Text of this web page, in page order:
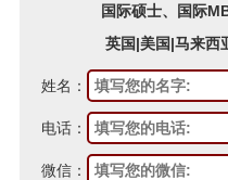
国际硕士、国际
英国|美国|马来西
姓名：
电话：
微信：